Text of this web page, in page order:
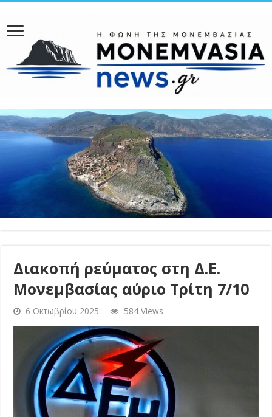
Διακοπή ρεύματος στη Δ.Ε.
Μονεμβασίας αύριο Τρίτη 7/10
6 Οκτωβρίου 2025 584 Views